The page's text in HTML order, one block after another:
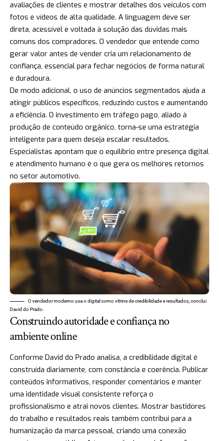
avaliações de clientes e mostrar detalhes dos veículos com
fotos e vídeos de alta qualidade. A linguagem deve ser
direta, acessível e voltada à solução das dúvidas mais
comuns dos compradores. O vendedor que entende como
gerar valor antes de vender cria um relacionamento de
confiança, essencial para fechar negócios de forma natural
e duradoura.
De modo adicional, o uso de anúncios segmentados ajuda a
atingir públicos específicos, reduzindo custos e aumentando
a eficiência. O investimento em tráfego pago, aliado à
produção de conteúdo orgânico, torna-se uma estratégia
inteligente para quem deseja escalar resultados.
Especialistas apontam que o equilíbrio entre presença digital
e atendimento humano é o que gera os melhores retornos
no setor automotivo.
O vendedor moderno usa o digital como vitrine de credibilidade e resultados, conclui
David do Prado.
Construindo autoridade e confiança no
ambiente online
Conforme David do Prado analisa, a credibilidade digital é
construída diariamente, com constância e coerência. Publicar
conteúdos informativos, responder comentários e manter
uma identidade visual consistente reforça o
profissionalismo e atrai novos clientes. Mostrar bastidores
do trabalho e resultados reais também contribui para a
humanização da marca pessoal, criando uma conexão